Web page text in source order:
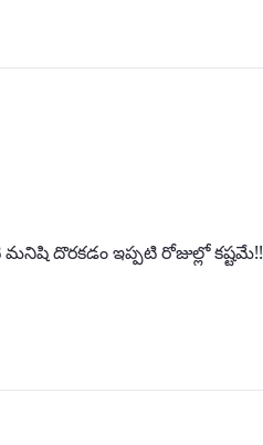
దొరకడం ఇప్పటి రోజుల్లో కష్టమే!!